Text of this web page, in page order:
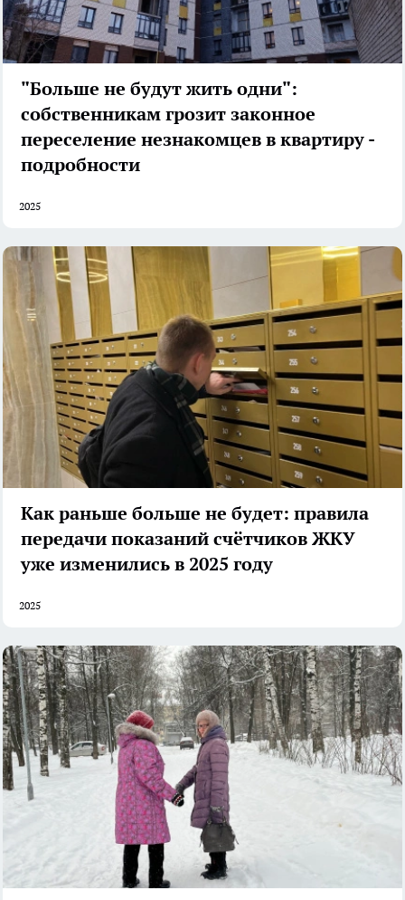
"Больше не будут жить одни":
собственникам грозит законное
переселение незнакомцев в квартиру -
подробности
2025
Как раньше больше не будет: правила
передачи показаний счётчиков ЖКУ
уже изменились в 2025 году
2025